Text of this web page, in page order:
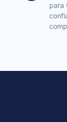
para